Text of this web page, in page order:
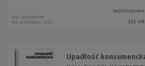
Najniższa
Już od:
EBO-3829 W01P01
Rok publikacji: 2023
Upadłość